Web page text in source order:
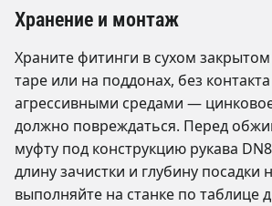
Хранение и монтаж
Храните фитинги в сухом
таре или на поддонах, без
агрессивными средами —
должно повреждаться. Перед
муфту под конструкцию рукава
длину зачистки и глубину
выполняйте на станке по таблице